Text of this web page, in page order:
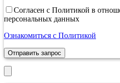
Согласен с Политикой в
персональных данных
Ознакомиться с Политикой
Отправить запрос